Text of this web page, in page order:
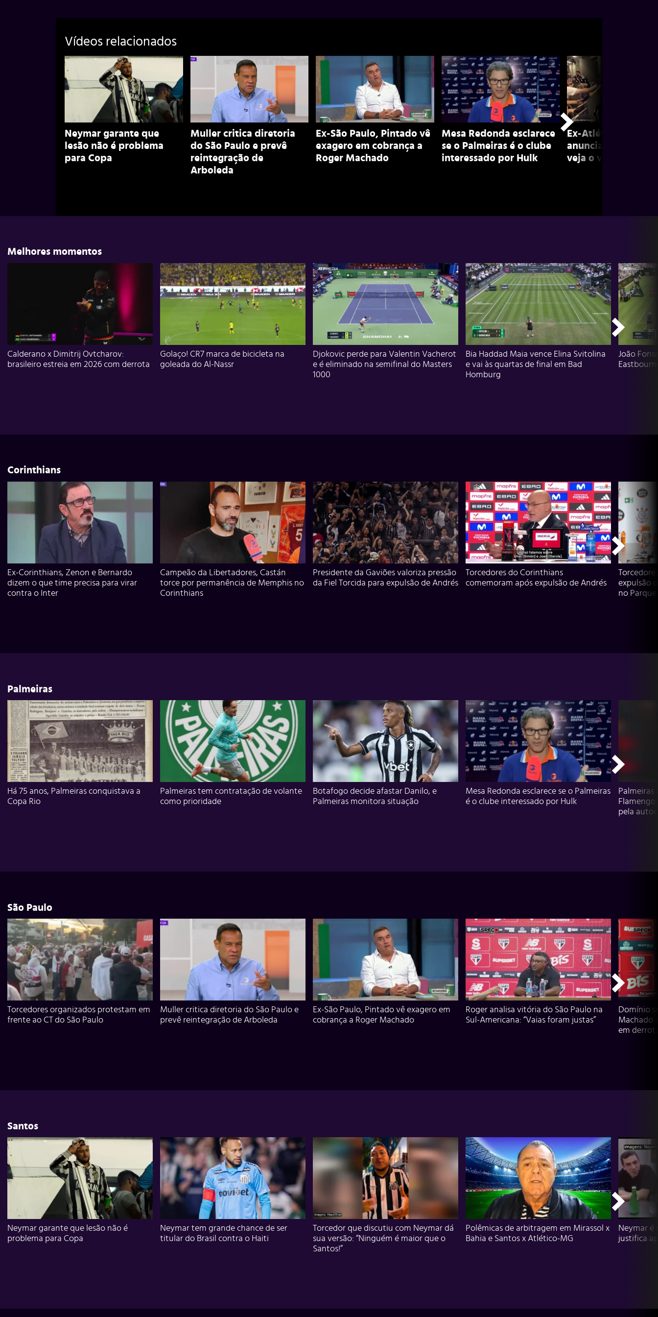
Vídeos relacionados
Neymar garante que
lesão não é problema
para Copa
Muller critica diretoria
do São Paulo e prevê
reintegração de
Arboleda
Ex-São Paulo, Pintado vê
exagero em cobrança a
Roger Machado
Mesa Redonda esclarece
se o Palmeiras é o clube
interessado por Hulk
Ex-Atlético,
anuncia
veja o vídeo
Melhores momentos
Calderano x Dimitrij Ovtcharov:
brasileiro estreia em 2026 com derrota
Golaço! CR7 marca de bicicleta na
goleada do Al-Nassr
Djokovic perde para Valentin Vacherot
e é eliminado na semifinal do Masters
1000
Bia Haddad Maia vence Elina Svitolina
e vai às quartas de final em Bad
Homburg
João
Corinthians
Ex-Corinthians, Zenon e Bernardo
dizem o que time precisa para virar
contra o Inter
Campeão da Libertadores, Castán
torce por permanência de Memphis no
Corinthians
Presidente da Gaviões valoriza pressão
da Fiel Torcida para expulsão de Andrés
Torcedores do Corinthians
comemoram após expulsão de Andrés
expulsão
no Parque
Palmeiras
Há 75 anos, Palmeiras conquistava a
Copa Rio
Palmeiras tem contratação de volante
como prioridade
Botafogo decide afastar Danilo, e
Palmeiras monitora situação
Mesa Redonda esclarece se o Palmeiras
é o clube interessado por Hulk
Flamengo
pela
São Paulo
Torcedores organizados protestam em
frente ao CT do São Paulo
Muller critica diretoria do São Paulo e
prevê reintegração de Arboleda
Ex-São Paulo, Pintado vê exagero em
cobrança a Roger Machado
Roger analisa vitória do São Paulo na
Sul-Americana: “Vaias foram justas”
Domínio
Machado
em
Santos
Neymar garante que lesão não é
problema para Copa
Neymar tem grande chance de ser
titular do Brasil contra o Haiti
Torcedor que discutiu com Neymar dá
sua versão: “Ninguém é maior que o
Santos!”
Polêmicas de arbitragem em Mirassol x
Bahia e Santos x Atlético-MG
Neymar é
justifica